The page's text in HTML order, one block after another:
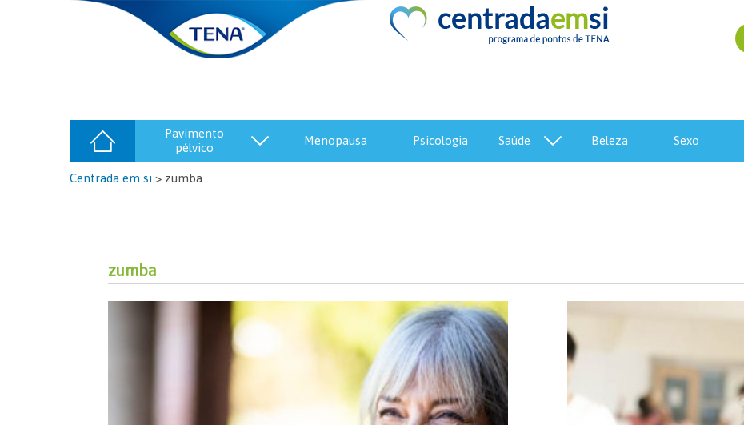
pavimento
pélvico
menopausa psicologia saúde beleza sexo
Centrada em si > zumba
zumba